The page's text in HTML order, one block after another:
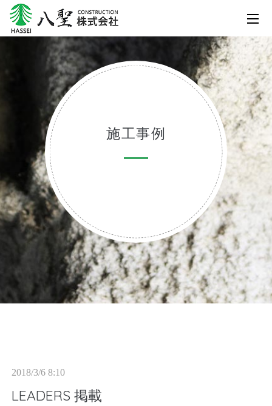
施工事例
2018/3/6 8:10
LEADERS 掲載
t
o
g
g
l
e
n
v
a
i
o
n